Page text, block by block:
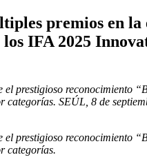
premios en la
IFA 2025
el prestigioso reconocimiento
categorías. SEÚL, 8 de
el prestigioso reconocimiento
categorías.